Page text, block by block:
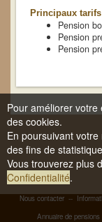
Principaux tarifs
Pension
Pension
Pension
Nous contacter --
Annuaire de
Pour améliorer
des cookies.
En poursuivant
des fins de
Vous trouverez plus
Confidentialité.